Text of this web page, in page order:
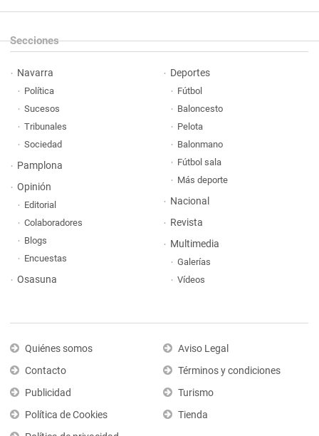
Secciones
Navarra
Política
Sucesos
Tribunales
Sociedad
Pamplona
Opinión
Editorial
Colaboradores
Blogs
Encuestas
Osasuna
Deportes
Fútbol
Baloncesto
Pelota
Balonmano
Fútbol sala
Más deporte
Nacional
Revista
Multimedia
Galerías
Vídeos
Quiénes somos
Contacto
Publicidad
Política de Cookies
Aviso Legal
Términos y condiciones
Turismo
Tienda